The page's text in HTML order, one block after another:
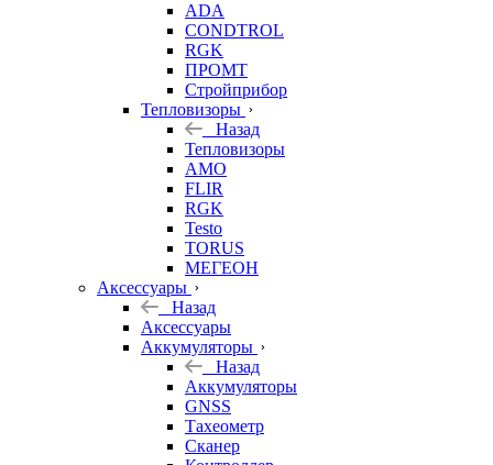
ADA
CONDTROL
RGK
ПРОМТ
Стройприбор
Тепловизоры
Назад
Тепловизоры
AMO
FLIR
RGK
Testo
TORUS
МЕГЕОН
Аксессуары
Назад
Аксессуары
Аккумуляторы
Назад
Аккумуляторы
GNSS
Тахеометр
Сканер